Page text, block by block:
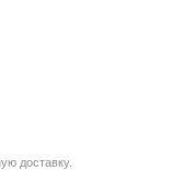
доставку.